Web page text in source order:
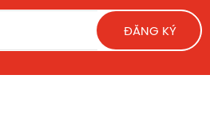
ĐĂNG KÝ